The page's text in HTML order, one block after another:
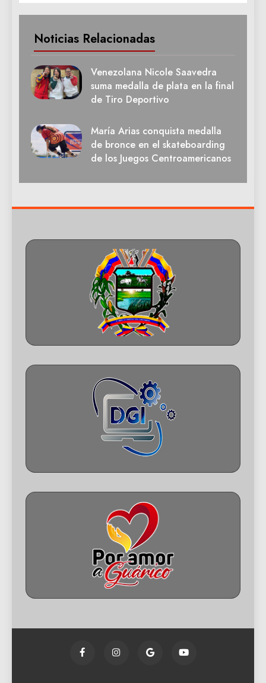
Noticias Relacionadas
Venezolana Nicole Saavedra
suma medalla de plata en la final
de Tiro Deportivo
María Arias conquista medalla
de bronce en el skateboarding
de los Juegos Centroamericanos